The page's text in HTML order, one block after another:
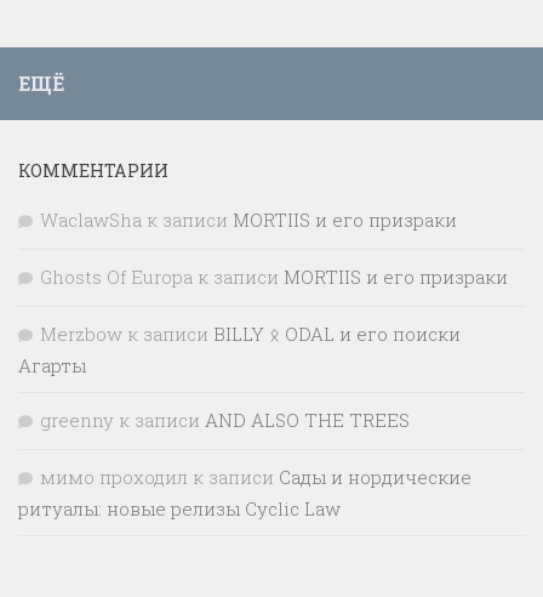
ЕЩЁ
КОММЕНТАРИИ
WaclawSha к записи MORTIIS и его призраки
Ghosts Of Europa к записи MORTIIS и его призраки
Merzbow к записи BILLY ᛟ ODAL и его поиски
Агарты
greenny к записи AND ALSO THE TREES
мимо проходил к записи Сады и нордические
ритуалы: новые релизы Cyclic Law